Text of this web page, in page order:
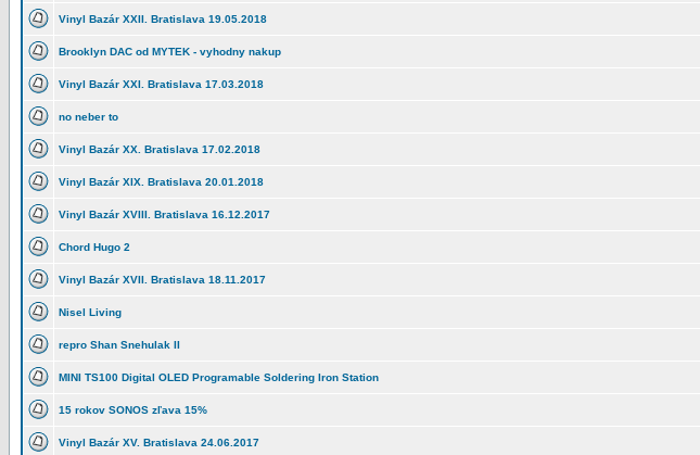
Vinyl Bazár XXII. Bratislava 19.05.2018
Brooklyn DAC od MYTEK - vyhodny nakup
Vinyl Bazár XXI. Bratislava 17.03.2018
no neber to
Vinyl Bazár XX. Bratislava 17.02.2018
Vinyl Bazár XIX. Bratislava 20.01.2018
Vinyl Bazár XVIII. Bratislava 16.12.2017
Chord Hugo 2
Vinyl Bazár XVII. Bratislava 18.11.2017
Nisel Living
repro Shan Snehulak II
MINI TS100 Digital OLED Programable Soldering Iron Station
15 rokov SONOS zľava 15%
Vinyl Bazár XV. Bratislava 24.06.2017